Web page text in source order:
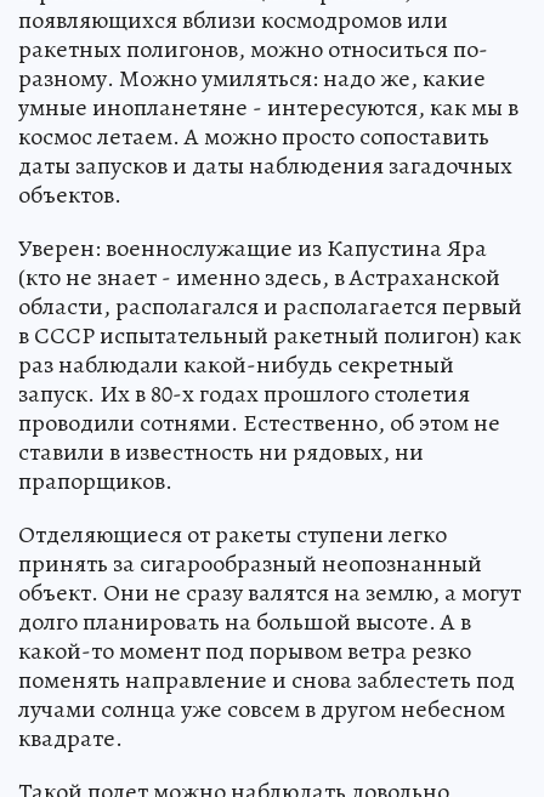
появляющихся вблизи космодромов или
ракетных полигонов, можно относиться по-
разному. Можно умиляться: надо же, какие
умные инопланетяне - интересуются, как мы в
космос летаем. А можно просто сопоставить
даты запусков и даты наблюдения загадочных
объектов.
Уверен: военнослужащие из Капустина Яра
(кто не знает - именно здесь, в Астраханской
области, располагался и располагается первый
в СССР испытательный ракетный полигон) как
раз наблюдали какой-нибудь секретный
запуск. Их в 80-х годах прошлого столетия
проводили сотнями. Естественно, об этом не
ставили в известность ни рядовых, ни
прапорщиков.
Отделяющиеся от ракеты ступени легко
принять за сигарообразный неопознанный
объект. Они не сразу валятся на землю, а могут
долго планировать на большой высоте. А в
какой-то момент под порывом ветра резко
поменять направление и снова заблестеть под
лучами солнца уже совсем в другом небесном
квадрате.